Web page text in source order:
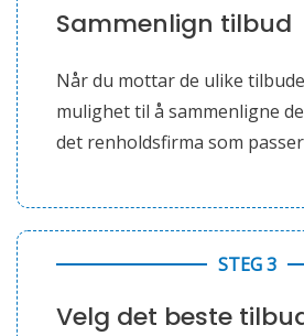
Sammenlign tilbud
Når du mottar de ulike
mulighet til å sammenligne
det renholdsfirma som
STEG 3
Velg det beste